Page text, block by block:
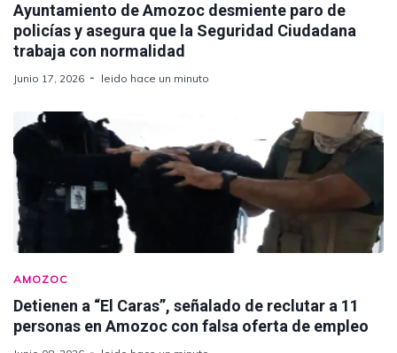
Ayuntamiento de Amozoc desmiente paro de
policías y asegura que la Seguridad Ciudadana
trabaja con normalidad
Junio 17, 2026 leido hace un minuto
AMOZOC
Detienen a “El Caras”, señalado de reclutar a 11
personas en Amozoc con falsa oferta de empleo